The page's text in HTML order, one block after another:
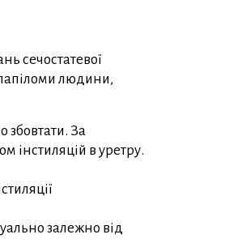
сечостатевої
папіломи людини,
збовтати. За
інстиляцій в уретру.
залежно від